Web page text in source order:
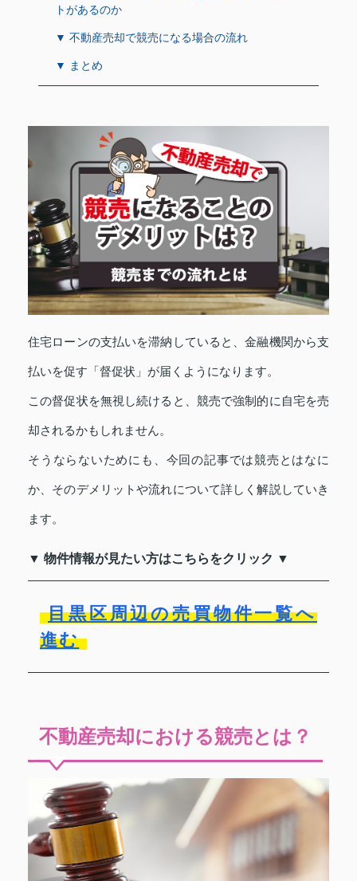
トがあるのか
▼ 不動産売却で競売になる場合の流れ
▼ まとめ
住宅ローンの支払いを滞納していると、金融機関から支
払いを促す「督促状」が届くようになります。
この督促状を無視し続けると、競売で強制的に自宅を売
却されるかもしれません。
そうならないためにも、今回の記事では競売とはなに
か、そのデメリットや流れについて詳しく解説していき
ます。
▼ 物件情報が見たい方はこちらをクリック ▼
目黒区周辺の売買物件一覧へ
進む
不動産売却における競売とは？